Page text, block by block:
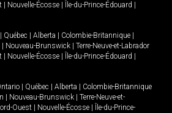
Nouvelle-Écosse Île-du-Prince-Édouard
Québec Alberta Colombie-Britannique
Nouveau-Brunswick
Terre-Neuve-et-Labrador
Nouvelle-Écosse Île-du-Prince-Édouard
Québec Alberta
Colombie-Britannique
Nouveau-Brunswick
Terre-Neuve-et-
Ouest Nouvelle-Écosse
Île-du-Prince-